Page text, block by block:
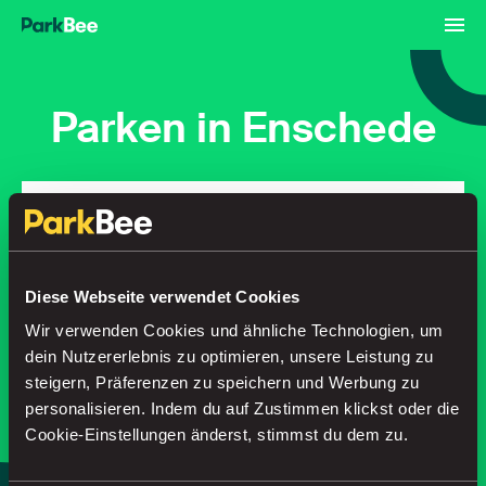
Diese Webseite verwendet Cookies
Wir verwenden Cookies und ähnliche Technologien, um
dein Nutzererlebnis zu optimieren, unsere Leistung zu
steigern, Präferenzen zu speichern und Werbung zu
personalisieren. Indem du auf Zustimmen klickst oder die
Cookie-Einstellungen änderst, stimmst du dem zu.
Parken in Enschede
Buchungen
Finden Sie Ihren Parkplatz in
Sekundenschnelle
Suche
Parken Sie intelligenter, mit unserer